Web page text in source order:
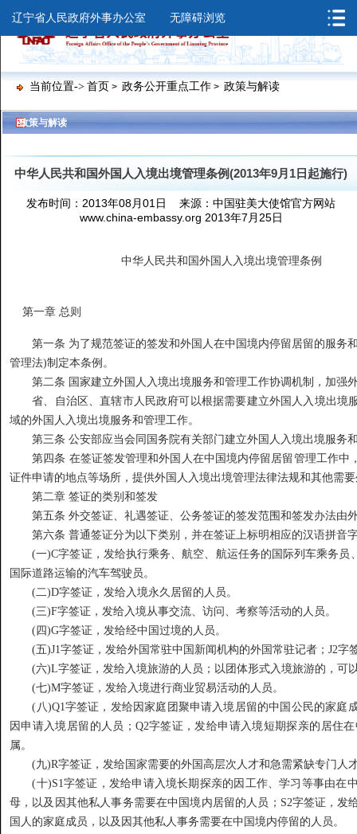
辽宁省人民政府外事办公室 无障碍浏览
当前位置-> 首页 > 政务公开重点工作 > 政策与解读
>政策与解读
中华人民共和国外国人入境出境管理条例(2013年9月1日起施行)
发布时间：2013年08月01日 来源：中国驻美大使馆官方网站
www.china-embassy.org 2013年7月25日
中华人民共和国外国人入境出境管理条例
第一章 总则
第一条 为了规范签证的签发和外国人在中国境内停留居留的服务
管理法)制定本条例。
第二条 国家建立外国人入境出境服务和管理工作协调机制，加强
省、自治区、直辖市人民政府可以根据需要建立外国人入境出境
域的外国人入境出境服务和管理工作。
第三条 公安部应当会同国务院有关部门建立外国人入境出境服务
第四条 在签证签发管理和外国人在中国境内停留居留管理工作中
证件申请的地点等场所，提供外国人入境出境管理法律法规和其他需
第二章 签证的类别和签发
第五条 外交签证、礼遇签证、公务签证的签发范围和签发办法由
第六条 普通签证分为以下类别，并在签证上标明相应的汉语拼音
(一)C字签证，发给执行乘务、航空、航运任务的国际列车乘务员
国际道路运输的汽车驾驶员。
(二)D字签证，发给入境永久居留的人员。
(三)F字签证，发给入境从事交流、访问、考察等活动的人员。
(四)G字签证，发给经中国过境的人员。
(五)J1字签证，发给外国常驻中国新闻机构的外国常驻记者；J2字
(六)L字签证，发给入境旅游的人员；以团体形式入境旅游的，可
(七)M字签证，发给入境进行商业贸易活动的人员。
(八)Q1字签证，发给因家庭团聚申请入境居留的中国公民的家庭
因申请入境居留的人员；Q2字签证，发给申请入境短期探亲的居住
属。
(九)R字签证，发给国家需要的外国高层次人才和急需紧缺专门人
(十)S1字签证，发给申请入境长期探亲的因工作、学习等事由在
母，以及因其他私人事务需要在中国境内居留的人员；S2字签证，
国人的家庭成员，以及因其他私人事务需要在中国境内停留的人员。